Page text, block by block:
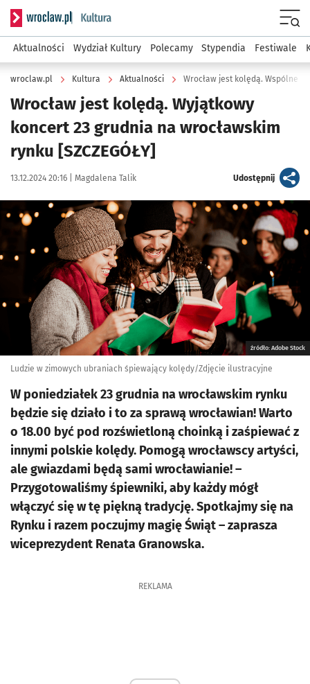
Serwis informacyjny wroclaw.pl podserwis: Kultura
Aktualności Wydział Kultury Polecamy Stypendia Festiwale
wroclaw.pl Kultura Aktualności Wrocław jest kolędą. Wspólne
Wrocław jest kolędą. Wyjątkowy
koncert 23 grudnia na wrocławskim
rynku [SZCZEGÓŁY]
Data publikacji:
13.12.2024 20:16 | Autor:
Magdalena Talik Udostępnijartykuł
Kliknij, aby powiększyć
źródło: Adobe Stock
Ludzie w zimowych ubraniach śpiewający kolędy/Zdjęcie ilustracyjne
W poniedziałek 23 grudnia na wrocławskim rynku
będzie się działo i to za sprawą wrocławian! Warto
o 18.00 być pod rozświetloną choinką i zaśpiewać z
innymi polskie kolędy. Pomogą wrocławscy artyści,
ale gwiazdami będą sami wrocławianie! –
Przygotowaliśmy śpiewniki, aby każdy mógł
włączyć się w tę piękną tradycję. Spotkajmy się na
Rynku i razem poczujmy magię Świąt – zaprasza
wiceprezydent Renata Granowska.
REKLAMA